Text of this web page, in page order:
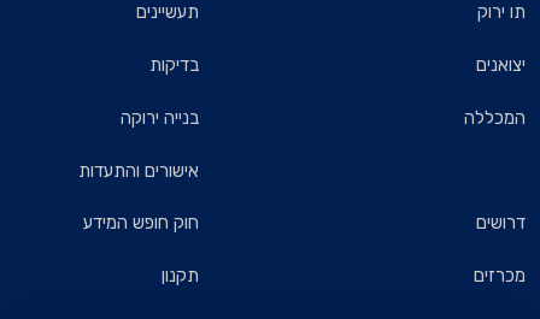
תו ירוק
יצואנים
המכללה
תעשיינים
בדיקות
בנייה ירוקה
אישורים והתעדות
דרושים
מכרזים
חוק חופש המידע
תקנון